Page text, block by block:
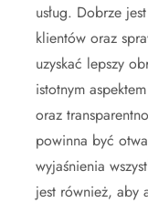
usług. Dobrze
klientów oraz
uzyskać lepszy
istotnym
oraz
powinna być
wyjaśnienia
jest również, aby